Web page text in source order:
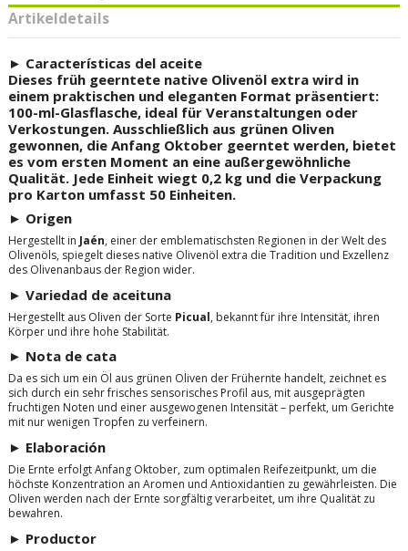
Artikeldetails
► Características del aceite
Dieses früh geerntete native Olivenöl extra wird in
einem praktischen und eleganten Format präsentiert:
100-ml-Glasflasche, ideal für Veranstaltungen oder
Verkostungen. Ausschließlich aus grünen Oliven
gewonnen, die Anfang Oktober geerntet werden, bietet
es vom ersten Moment an eine außergewöhnliche
Qualität. Jede Einheit wiegt 0,2 kg und die Verpackung
pro Karton umfasst 50 Einheiten.
► Origen
Hergestellt in Jaén, einer der emblematischsten Regionen in der Welt des
Olivenöls, spiegelt dieses native Olivenöl extra die Tradition und Exzellenz
des Olivenanbaus der Region wider.
► Variedad de aceituna
Hergestellt aus Oliven der Sorte Picual, bekannt für ihre Intensität, ihren
Körper und ihre hohe Stabilität.
► Nota de cata
Da es sich um ein Öl aus grünen Oliven der Frühernte handelt, zeichnet es
sich durch ein sehr frisches sensorisches Profil aus, mit ausgeprägten
fruchtigen Noten und einer ausgewogenen Intensität – perfekt, um Gerichte
mit nur wenigen Tropfen zu verfeinern.
► Elaboración
Die Ernte erfolgt Anfang Oktober, zum optimalen Reifezeitpunkt, um die
höchste Konzentration an Aromen und Antioxidantien zu gewährleisten. Die
Oliven werden nach der Ernte sorgfältig verarbeitet, um ihre Qualität zu
bewahren.
► Productor